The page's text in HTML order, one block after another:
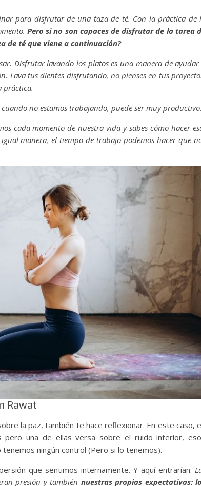
para disfrutar de una taza de té. Con la práctica de
Pero si no son capaces de disfrutar de la tarea
de té que viene a continuación?
Disfrutar lavando los platos es una manera de ayudar
Lava tus dientes disfrutando, no pienses en tus
práctica.
no estamos trabajando, puede ser muy
cada momento de nuestra vida y sabes cómo hacer
manera, el tiempo de trabajo podemos hacer que
Rawat
la paz, también te hace reflexionar. En este caso,
pero una de ellas versa sobre el ruido interior,
ningún control (Pero si lo tenemos).
que sentimos internamente. Y aquí entrarían:
presión y también nuestras propias expectativas: